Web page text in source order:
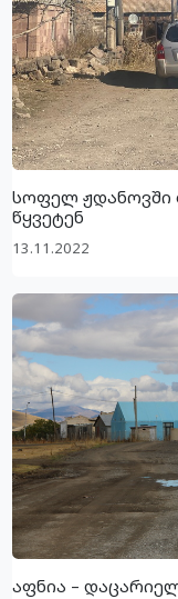
სოფელ ჟდანოვში
წყვეტენ
13.11.2022
აფნია –